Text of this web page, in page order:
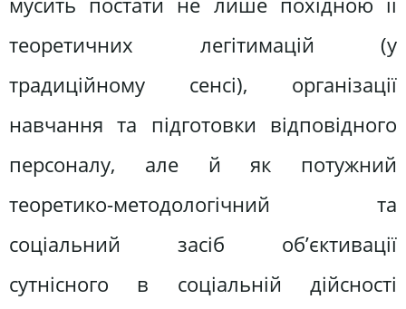
теоретичних легітимацій (у
традиційному сенсі), організації
навчання та підготовки відповідного
персоналу, але й як потужний
теоретико-методологічний та
соціальний засіб об’єктивації
сутнісного в соціальній дійсності